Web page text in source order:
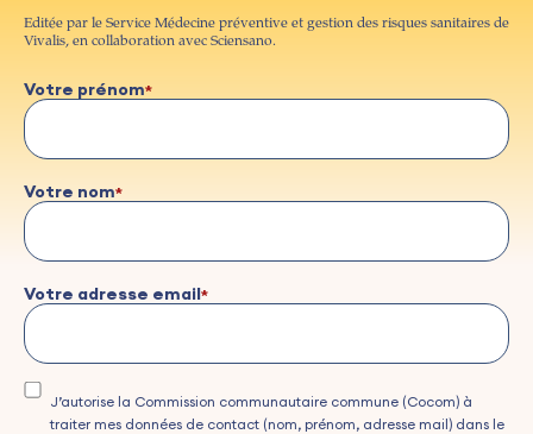
Editée par le Service Médecine préventive et gestion des risques sanitaires de
Vivalis, en collaboration avec Sciensano.
Votre prénom
Votre nom
Votre adresse email
J’autorise la Commission communautaire commune (Cocom) à
traiter mes données de contact (nom, prénom, adresse mail) dans le